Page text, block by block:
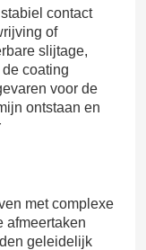
contact
of
slijtage,
coating
voor de
ontstaan ​​en
met complexe
afmeertaken
geleidelijk